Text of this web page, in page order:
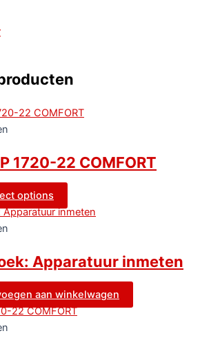
1720-22 COMFORT
options
Apparatuur inmeten
aan winkelwagen